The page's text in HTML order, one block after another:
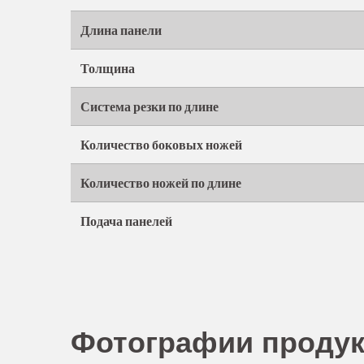
Длина панели
Толщина
Система резки по длине
Количество боковых ножей
Количество ножей по длине
Подача панелей
Фотографии